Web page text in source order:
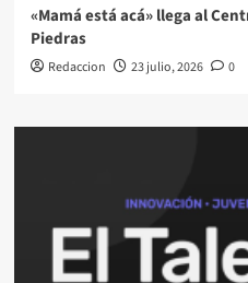
«Mamá está acá» llega al
Piedras
Redaccion 23 julio, 2026 0